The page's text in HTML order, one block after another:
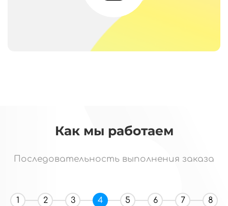
Как мы работаем
Последовательность выполнения заказа
1 2 3 4 5 6 7 8